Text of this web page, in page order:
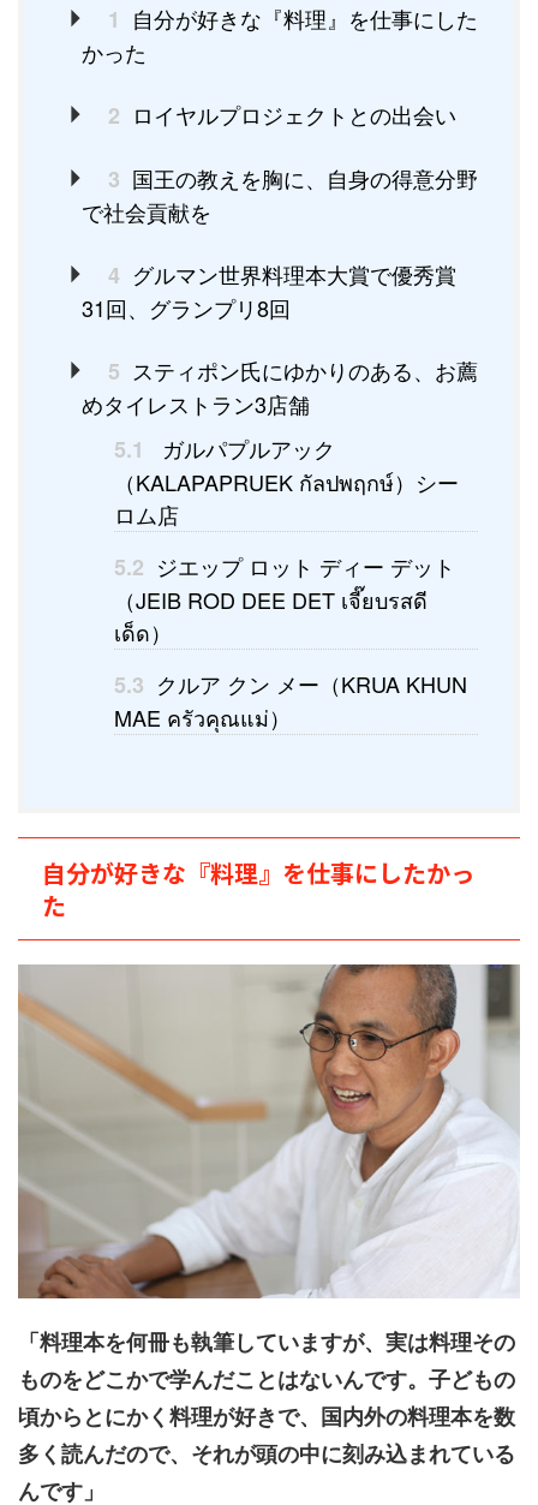
1 自分が好きな『料理』を仕事にした
かった
2 ロイヤルプロジェクトとの出会い
3 国王の教えを胸に、自身の得意分野
で社会貢献を
4 グルマン世界料理本大賞で優秀賞
31回、グランプリ8回
5 スティポン氏にゆかりのある、お薦
めタイレストラン3店舗
5.1
ガルパプルアック
（KALAPAPRUEK กัลปพฤกษ์）シー
ロム店
5.2 ジエップ ロット ディー デット
（JEIB ROD DEE DET เจี๊ยบรสดี
เด็ด）
5.3 クルア クン メー（KRUA KHUN
MAE ครัวคุณแม่）
自分が好きな『料理』を仕事にしたかっ
た
「料理本を何冊も執筆していますが、実は料理その
ものをどこかで学んだことはないんです。子どもの
頃からとにかく料理が好きで、国内外の料理本を数
多く読んだので、それが頭の中に刻み込まれている
んです」